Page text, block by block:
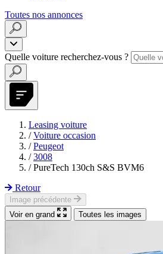
Toutes nos annonces
Quelle voiture recherchez-vous ?
Leasing voiture
/ Voiture occasion
/ Peugeot
/ 3008
/ PureTech 130ch S&S BVM6
Retour
Image précédente
Voir en grand
Toutes les images